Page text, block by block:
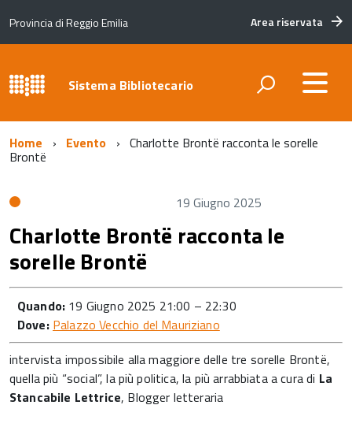
Provincia di Reggio Emilia Area riservata
Sistema Bibliotecario
Home Evento Charlotte Brontë racconta le sorelle
Brontë
19 Giugno 2025
Charlotte Brontë racconta le
sorelle Brontë
Quando: 19 Giugno 2025 21:00 – 22:30
Dove: Palazzo Vecchio del Mauriziano
intervista impossibile alla maggiore delle tre sorelle Brontë,
quella più “social”, la più politica, la più arrabbiata a cura di La
Stancabile Lettrice, Blogger letteraria